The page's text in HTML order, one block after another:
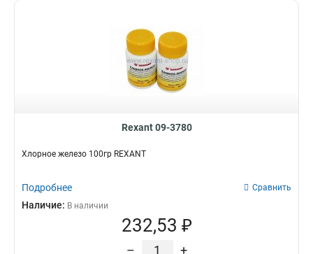
Rexant 09-3780
Хлорное железо 100гр REXANT
Подробнее Сравнить
Наличие: В наличии
232,53 ₽
– +